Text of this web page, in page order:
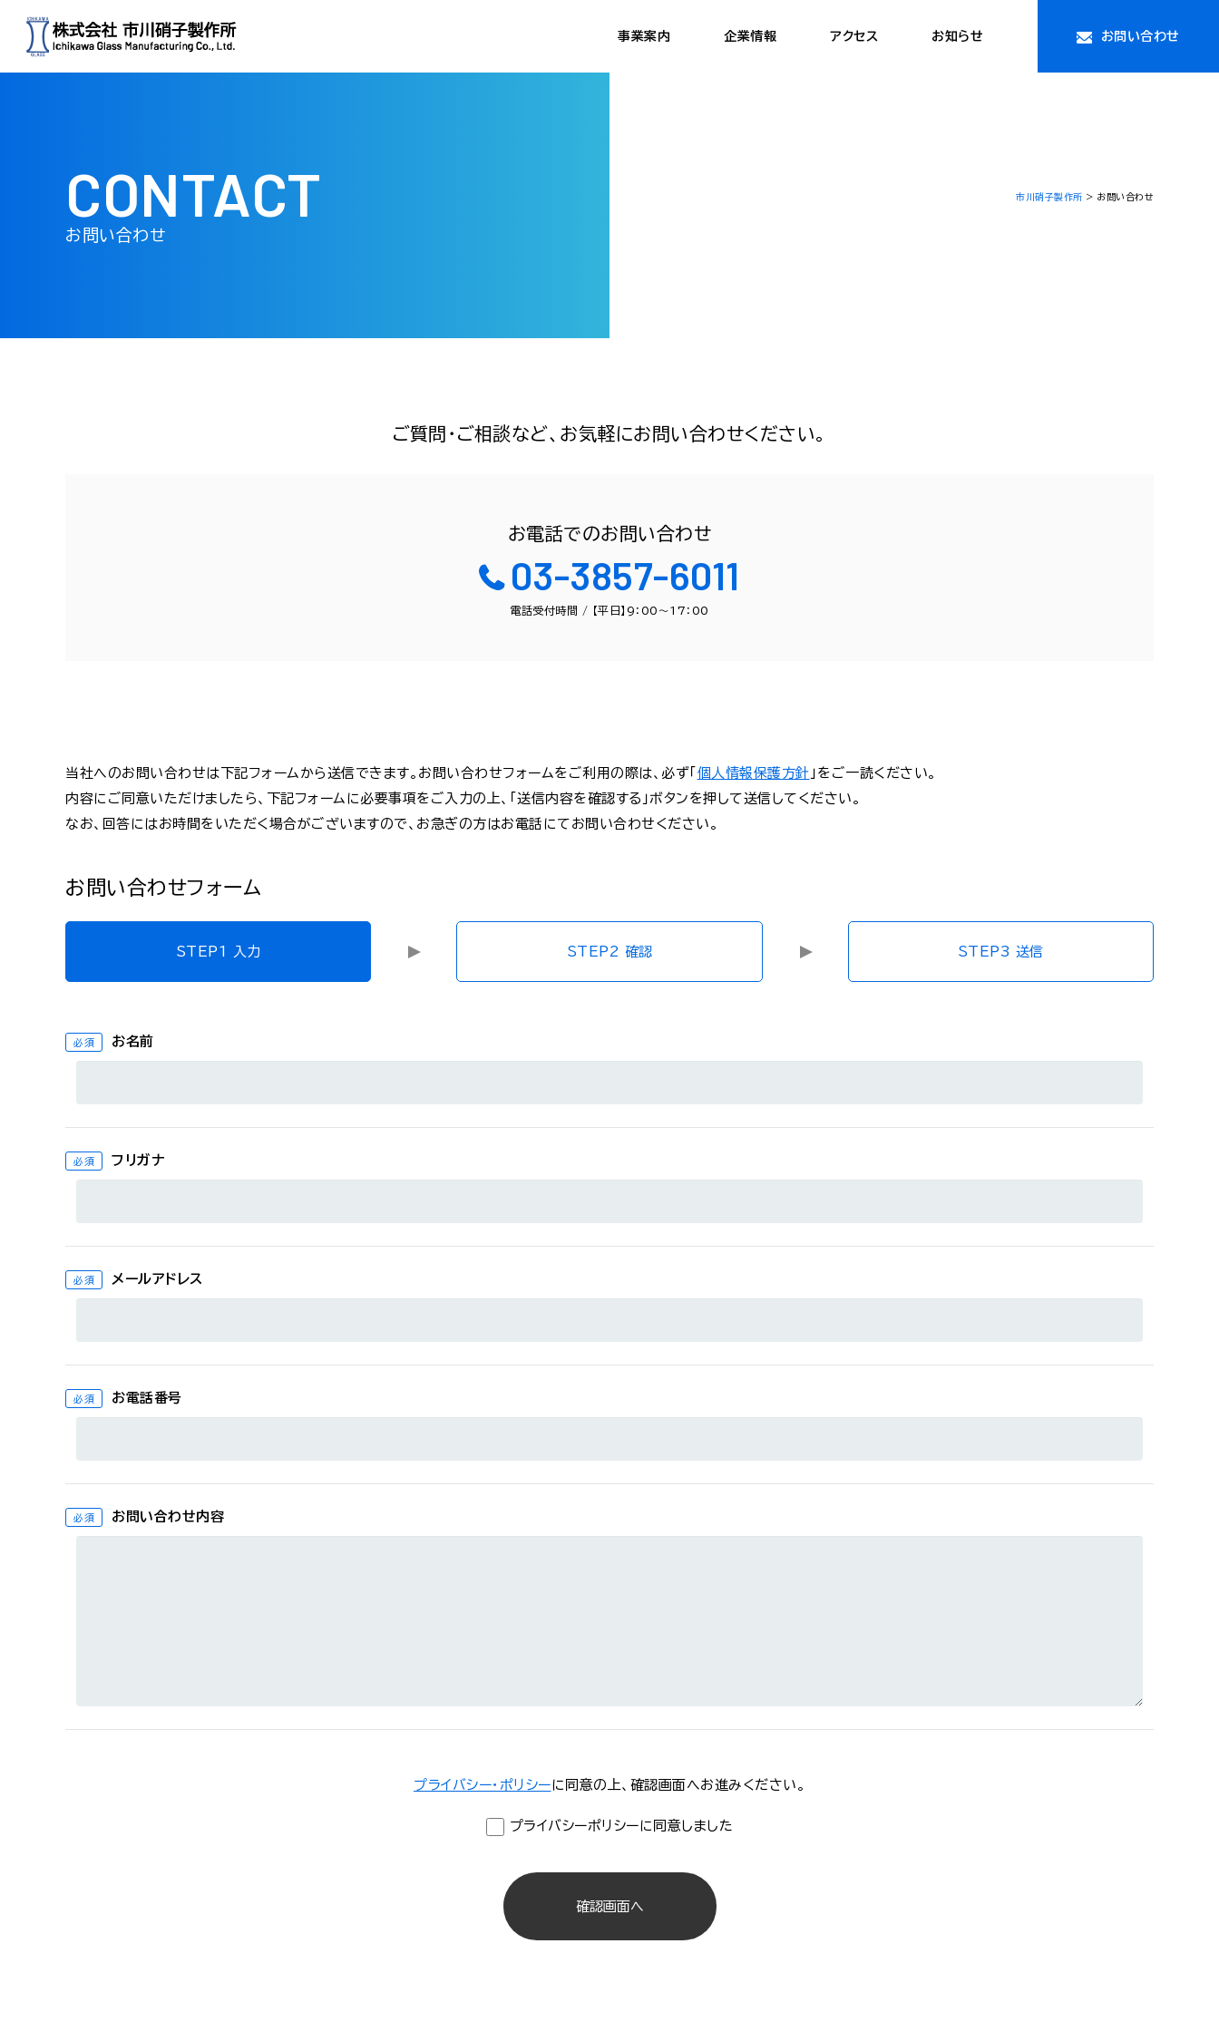
事業案内 企業情報 アクセス お知らせ お問い合わせ
CONTACT
お問い合わせ
市川硝子製作所 > お問い合わせ
ご質問・ご相談など、 お気軽にお問い合わせください。
お電話でのお問い合わせ
03-3857-6011
電話受付時間 / 【平日】9：00～17：00
当社へのお問い合わせは下記フォームから送信できます。お問い合わせフォームをご利用の際は、必ず「 個人情報保護方針 」をご一読ください。
内容にご同意いただけましたら、下記フォームに必要事項をご入力の上、「送信内容を確認する」ボタンを押して送信してください。
なお、回答にはお時間をいただく場合がございますので、お急ぎの方はお電話にてお問い合わせください。
お問い合わせフォーム
STEP1 入力 STEP2 確認 STEP3 送信
必須 お名前
必須 フリガナ
必須 メールアドレス
必須 お電話番号
必須 お問い合わせ内容
プライバシー・ポリシーに同意の上、 確認画面へお進みください。
プライバシーポリシーに同意しました